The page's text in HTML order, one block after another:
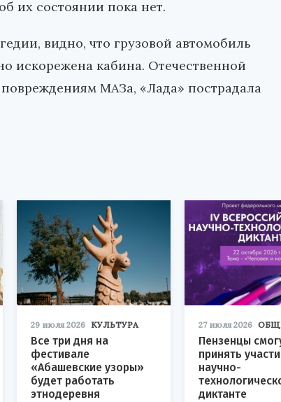
их состоянии пока нет.
видно, что грузовой автомобиль
искорежена кабина. Отечественной
МАЗа, «Лада» пострадала
29 июля 2026 КУЛЬТУРА
Все три дня на
фестивале
«Абашевские узоры»
будет работать
этнодеревня
27 июля 2026
Пензенцы
принять
научно-
диктанте